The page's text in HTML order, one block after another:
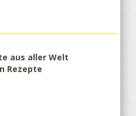
aus aller Welt
Rezepte